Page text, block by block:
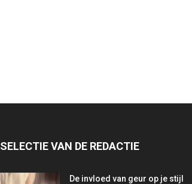
SELECTIE VAN DE REDACTIE
De invloed van geur op je stijl